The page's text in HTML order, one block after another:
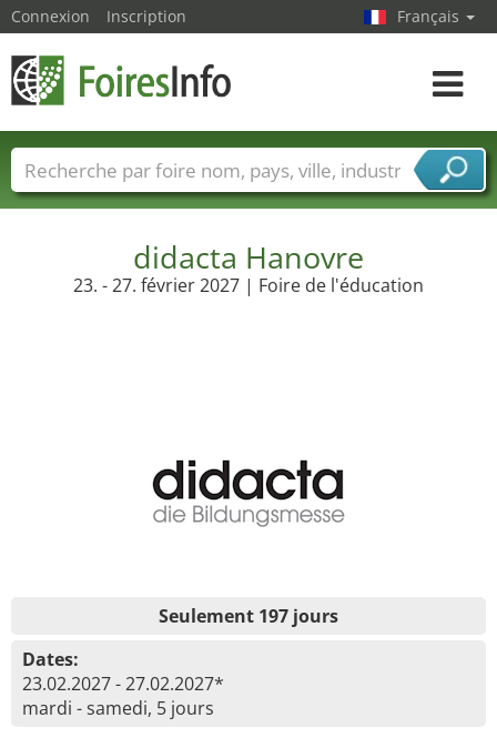
didacta Hanovre
23. - 27. février 2027 | Foire de l'éducation
Seulement 197 jours
Dates:
23.02.2027 - 27.02.2027*
mardi - samedi, 5 jours
Connexion Inscription Français
Toggle
Foire noms Pays Villes
Secteurs de foire